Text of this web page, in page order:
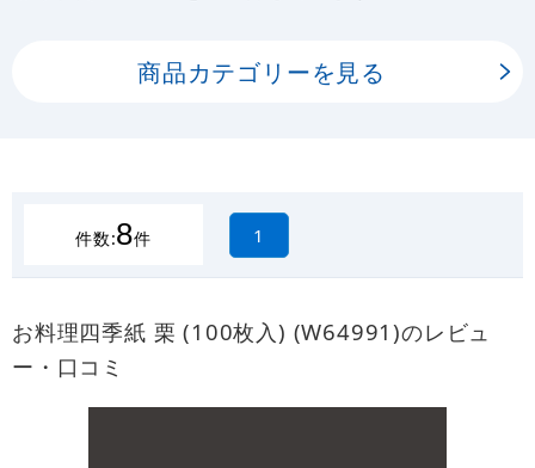
商品カテゴリーを見る
件数:8件 1
お料理四季紙 栗 (100枚入) (W64991)のレビュ
ー・口コミ